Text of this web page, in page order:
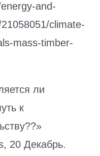
and-
climate-
mass-timber-
ли
к
20 Декабрь.